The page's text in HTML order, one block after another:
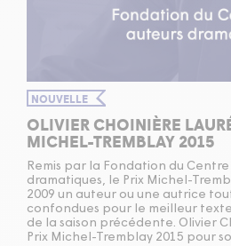
NOUVELLE
OLIVIER CHOINIÈRE
MICHEL-TREMBLAY 2015
Remis par la Fondation du
dramatiques, le Prix Michel-
2009 un auteur ou une autrice
confondues pour le meilleur
de la saison précédente. Olivier
Prix Michel-Tremblay 2015 pour